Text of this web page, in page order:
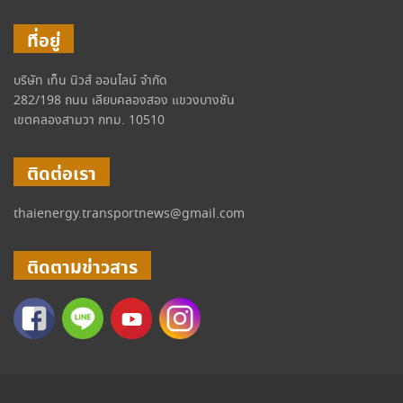
ที่อยู่
บริษัท เท็น นิวส์ ออนไลน์ จำกัด
282/198 ถนน เลียบคลองสอง แขวงบางชัน
เขตคลองสามวา กทม. 10510
ติดต่อเรา
thaienergy.transportnews@gmail.com
ติดตามข่าวสาร